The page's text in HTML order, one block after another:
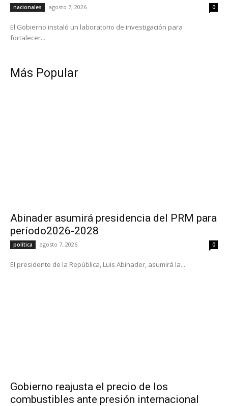
nacionales agosto 7, 2026 0
El Gobierno instaló un laboratorio de investigación para
fortalecer...
Más Popular
Abinader asumirá presidencia del PRM para
período2026-2028
política agosto 7, 2026 0
El presidente de la República, Luis Abinader, asumirá la...
Gobierno reajusta el precio de los
combustibles ante presión internacional